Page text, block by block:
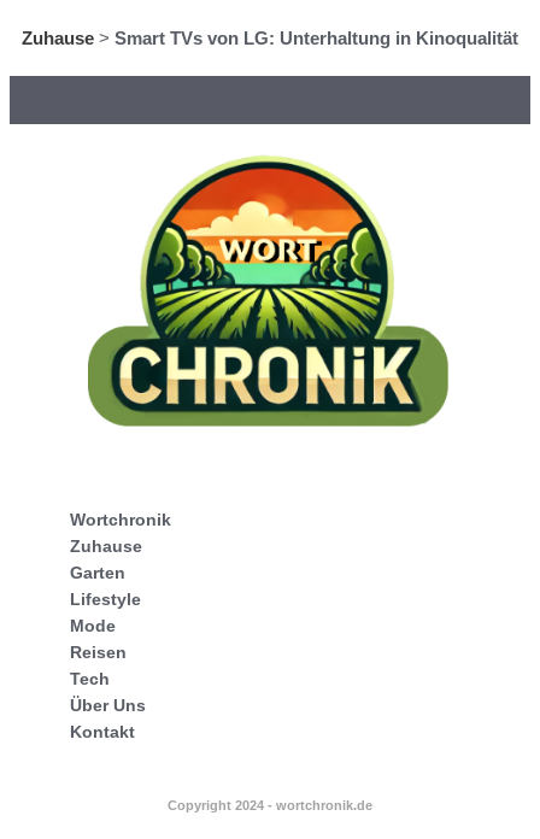
Zuhause > Smart TVs von LG: Unterhaltung in Kinoqualität
Wortchronik
Zuhause
Garten
Lifestyle
Mode
Reisen
Tech
Über Uns
Kontakt
Copyright 2024 - wortchronik.de